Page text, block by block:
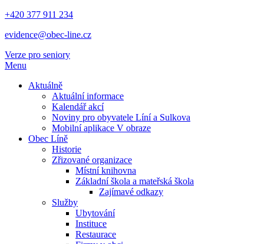
+420 377 911 234
evidence@obec-line.cz
Verze pro seniory
Menu
Aktuálně
Aktuální informace
Kalendář akcí
Noviny pro obyvatele Líní a Sulkova
Mobilní aplikace V obraze
Obec Líně
Historie
Zřizované organizace
Místní knihovna
Základní škola a mateřská škola
Zajímavé odkazy
Služby
Ubytování
Instituce
Restaurace